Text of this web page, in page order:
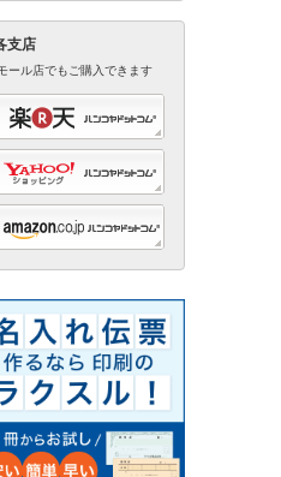
支店
ール店でもご購入できます